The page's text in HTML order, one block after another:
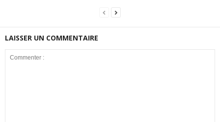
LAISSER UN COMMENTAIRE